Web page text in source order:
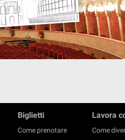
Biglietti
Come prenotare
Lavora
Come